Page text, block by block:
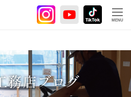
MENU
務店ブログ